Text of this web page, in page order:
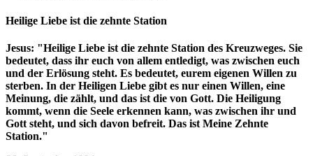
Heilige Liebe ist die zehnte Station
Jesus: "Heilige Liebe ist die zehnte Station des Kreuzweges. Sie
bedeutet, dass ihr euch von allem entledigt, was zwischen euch
und der Erlösung steht. Es bedeutet, eurem eigenen Willen zu
sterben. In der Heiligen Liebe gibt es nur einen Willen, eine
Meinung, die zählt, und das ist die von Gott. Die Heiligung
kommt, wenn die Seele erkennen kann, was zwischen ihr und
Gott steht, und sich davon befreit. Das ist Meine Zehnte
Station."